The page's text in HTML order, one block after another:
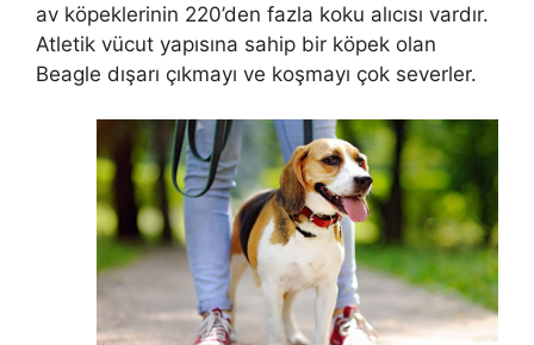
av köpeklerinin 220’den fazla koku alıcısı vardır.
Atletik vücut yapısına sahip bir köpek olan
Beagle dışarı çıkmayı ve koşmayı çok severler.